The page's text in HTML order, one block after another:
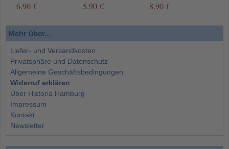
6,90 € 5,90 € 8,90 €
Mehr über...
Liefer- und Versandkosten
Privatsphäre und Datenschutz
Allgemeine Geschäftsbedingungen
Widerruf erklären
Über Historia Hamburg
Impressum
Kontakt
Newsletter